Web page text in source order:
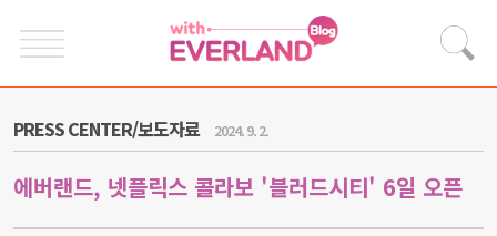
PRESS CENTER/보도자료 2024. 9. 2.
에버랜드, 넷플릭스 콜라보 '블러드시티' 6일 오픈